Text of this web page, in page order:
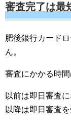
審査完了は最
肥後銀行カード
ん。
審査にかかる時
以前は即日審査
以降は即日審査